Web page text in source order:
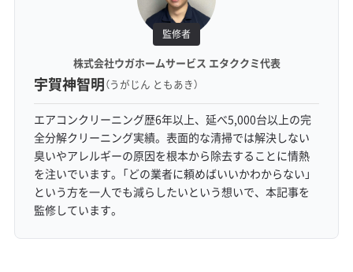
監修者
株式会社ウガホームサービス エタククミ代表
宇賀神智明（うがじん ともあき）
エアコンクリーニング歴6年以上、延べ5,000台以上の完
全分解クリーニング実績。表面的な清掃では解決しない
臭いやアレルギーの原因を根本から除去することに情熱
を注いでいます。「どの業者に頼めばいいかわからない」
という方を一人でも減らしたいという想いで、本記事を
監修しています。